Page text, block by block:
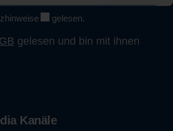
gelesen.
gelesen und bin mit ihnen
Kanäle